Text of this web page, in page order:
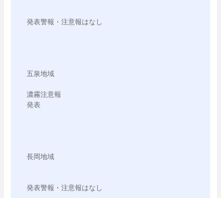
発表警報・注意報はなし
五泉地域
濃霧注意報
発表
長岡地域
発表警報・注意報はなし